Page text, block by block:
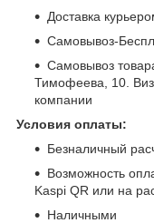
Доставка
Самовывоз-
Самовывоз
Тимофеева, 10.
компании
Условия оплаты:
Безналичный
Возможность
Kaspi QR или на
Наличными